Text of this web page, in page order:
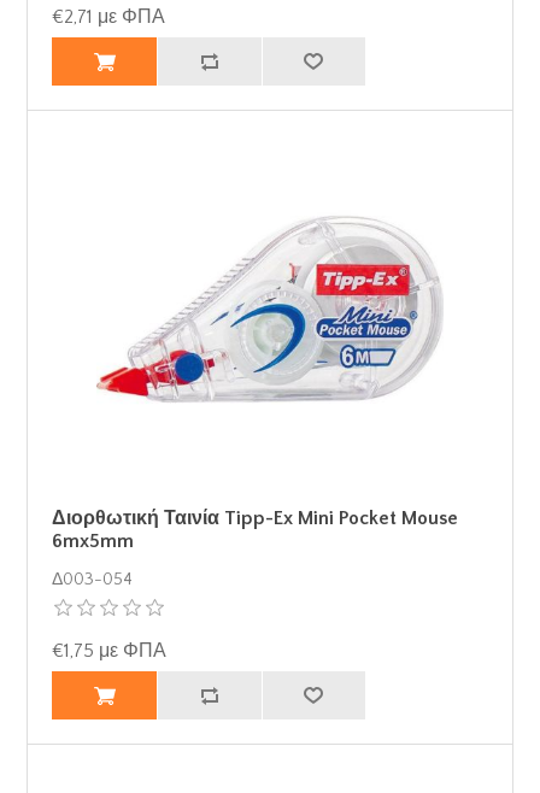
€2,71 με ΦΠΑ
Διορθωτική Ταινία Tipp-Ex Mini Pocket Mouse
6mx5mm
Δ003-054
€1,75 με ΦΠΑ